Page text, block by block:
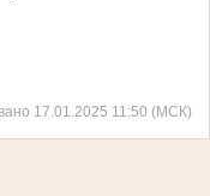
17.01.2025 11:50 (МСК)